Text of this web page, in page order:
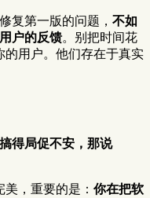
复第一版的问题， 不如
户的反馈。别把时间花
的用户。他们存在于真实
得局促不安，那说
，重要的是： 你在把软